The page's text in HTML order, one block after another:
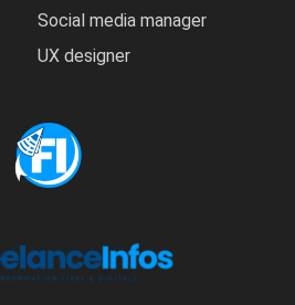
Social media manager
UX designer